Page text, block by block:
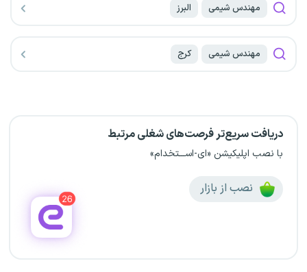
مهندس شیمی البرز
مهندس شیمی کرج
دریافت سریع‌تر فرصت‌های شغلی مرتبط
با نصب اپلیکیشن «ای-اســـتخدام»
نصب از بازار